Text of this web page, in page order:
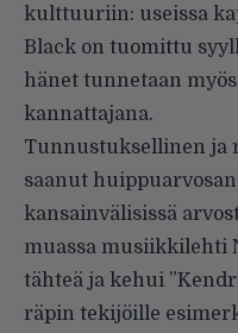
kulttuuriin: useissa
Black on tuomittu
hänet tunnetaan myös
kannattajana.
Tunnustuksellinen ja
saanut
kansainvälisissä
muassa musiikkilehti
tähteä ja kehui
räpin tekijöille